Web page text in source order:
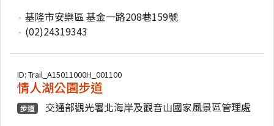
基隆市安樂區 基金一路208巷159號
(02)24319343
ID: Trail_A15011000H_001100
情人湖公園步道
步道
交通部觀光署北海岸及觀音山國家風景區管理處